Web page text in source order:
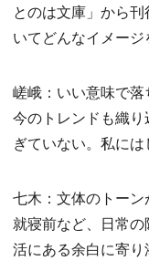
とのは文庫」から
いてどんなイメージ
嵯峨：いい意味で落
今のトレンドも織
ぎていない。私には
七木：文体のトー
就寝前など、日常
活にある余白に寄り